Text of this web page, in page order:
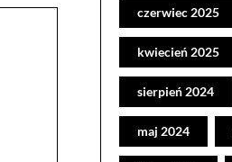
czerwiec 2025
kwiecień 2025
sierpień 2024
maj 2024